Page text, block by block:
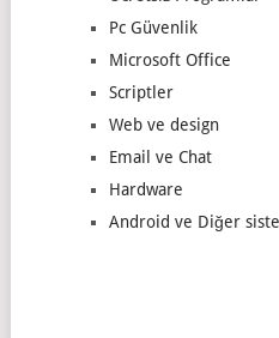
Pc Güvenlik
Microsoft Office
Scriptler
Web ve design
Email ve Chat
Hardware
Android ve Diğer